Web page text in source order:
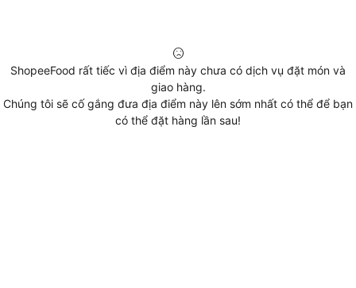
ShopeeFood rất tiếc vì địa điểm này chưa có dịch vụ đặt món và
giao hàng.
Chúng tôi sẽ cố gắng đưa địa điểm này lên sớm nhất có thể để bạn
có thể đặt hàng lần sau!